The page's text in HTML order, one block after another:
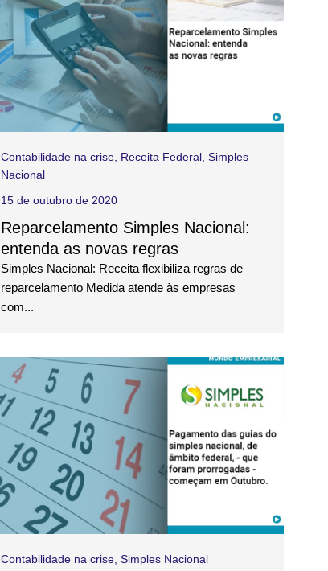
Contabilidade na crise Receita Federal Simples
Nacional
15 de outubro de 2020
Reparcelamento Simples Nacional:
entenda as novas regras
Simples Nacional: Receita flexibiliza regras de
reparcelamento Medida atende às empresas
com...
Contabilidade na crise Simples Nacional